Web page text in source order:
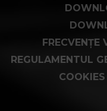
FRECVENȚE
REGULAMENTUL